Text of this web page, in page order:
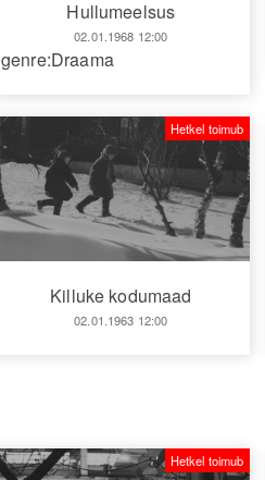
Hullumeelsus
02.01.1968 12:00
genre:Draama
Killuke kodumaad
02.01.1963 12:00
Hetkel toimub
Hetkel toimub